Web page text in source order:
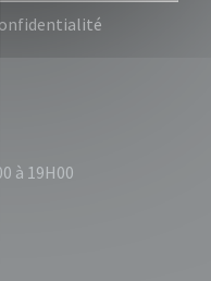
à 19H00